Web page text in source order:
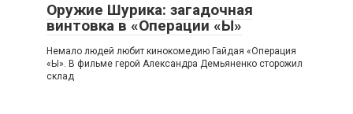
Оружие Шурика: загадочная
винтовка в «Операции «Ы»
Немало людей любит кинокомедию Гайдая «Операция
«Ы». В фильме герой Александра Демьяненко сторожил
склад